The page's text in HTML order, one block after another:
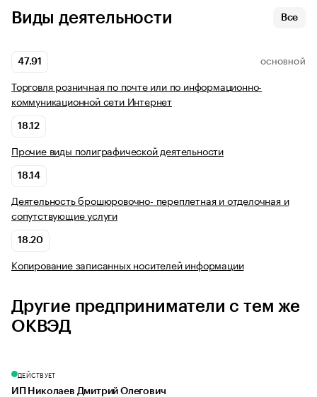
Виды деятельности Все
47.91 ОСНОВНОЙ
Торговля розничная по почте или по информационно-
коммуникационной сети Интернет
18.12
Прочие виды полиграфической деятельности
18.14
Деятельность брошюровочно- переплетная и отделочная и
сопутствующие услуги
18.20
Копирование записанных носителей информации
Другие предприниматели с тем же
ОКВЭД
ДЕЙСТВУЕТ
ИП Николаев Дмитрий Олегович